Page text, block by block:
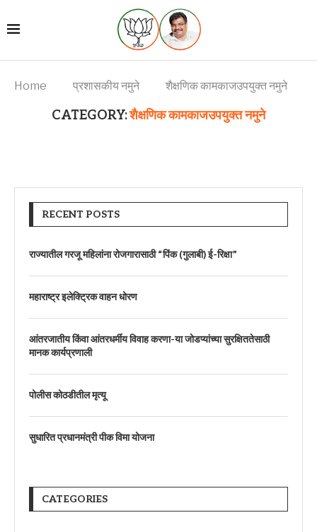
Home प्रशासकीय नमुने शैक्षणिक कामकाजउपयुक्त नमुने
CATEGORY:शैक्षणिक कामकाजउपयुक्त नमुने
RECENT POSTS
राज्यातील गरजू महिलांना रोजगारासाठी “पिंक (गुलाबी) ई-रिक्षा”
महाराष्ट्र इलेक्ट्रिक वाहन धोरण
आंतरजातीय किंवा आंतरधर्मीय विवाह करणा-या जोडप्यांच्या सुरक्षिततेसाठी
मानक कार्यप्रणाली
पोलीस कोठडीतील मृत्यू
सुधारित प्रधानमंत्री पीक विमा योजना
CATEGORIES